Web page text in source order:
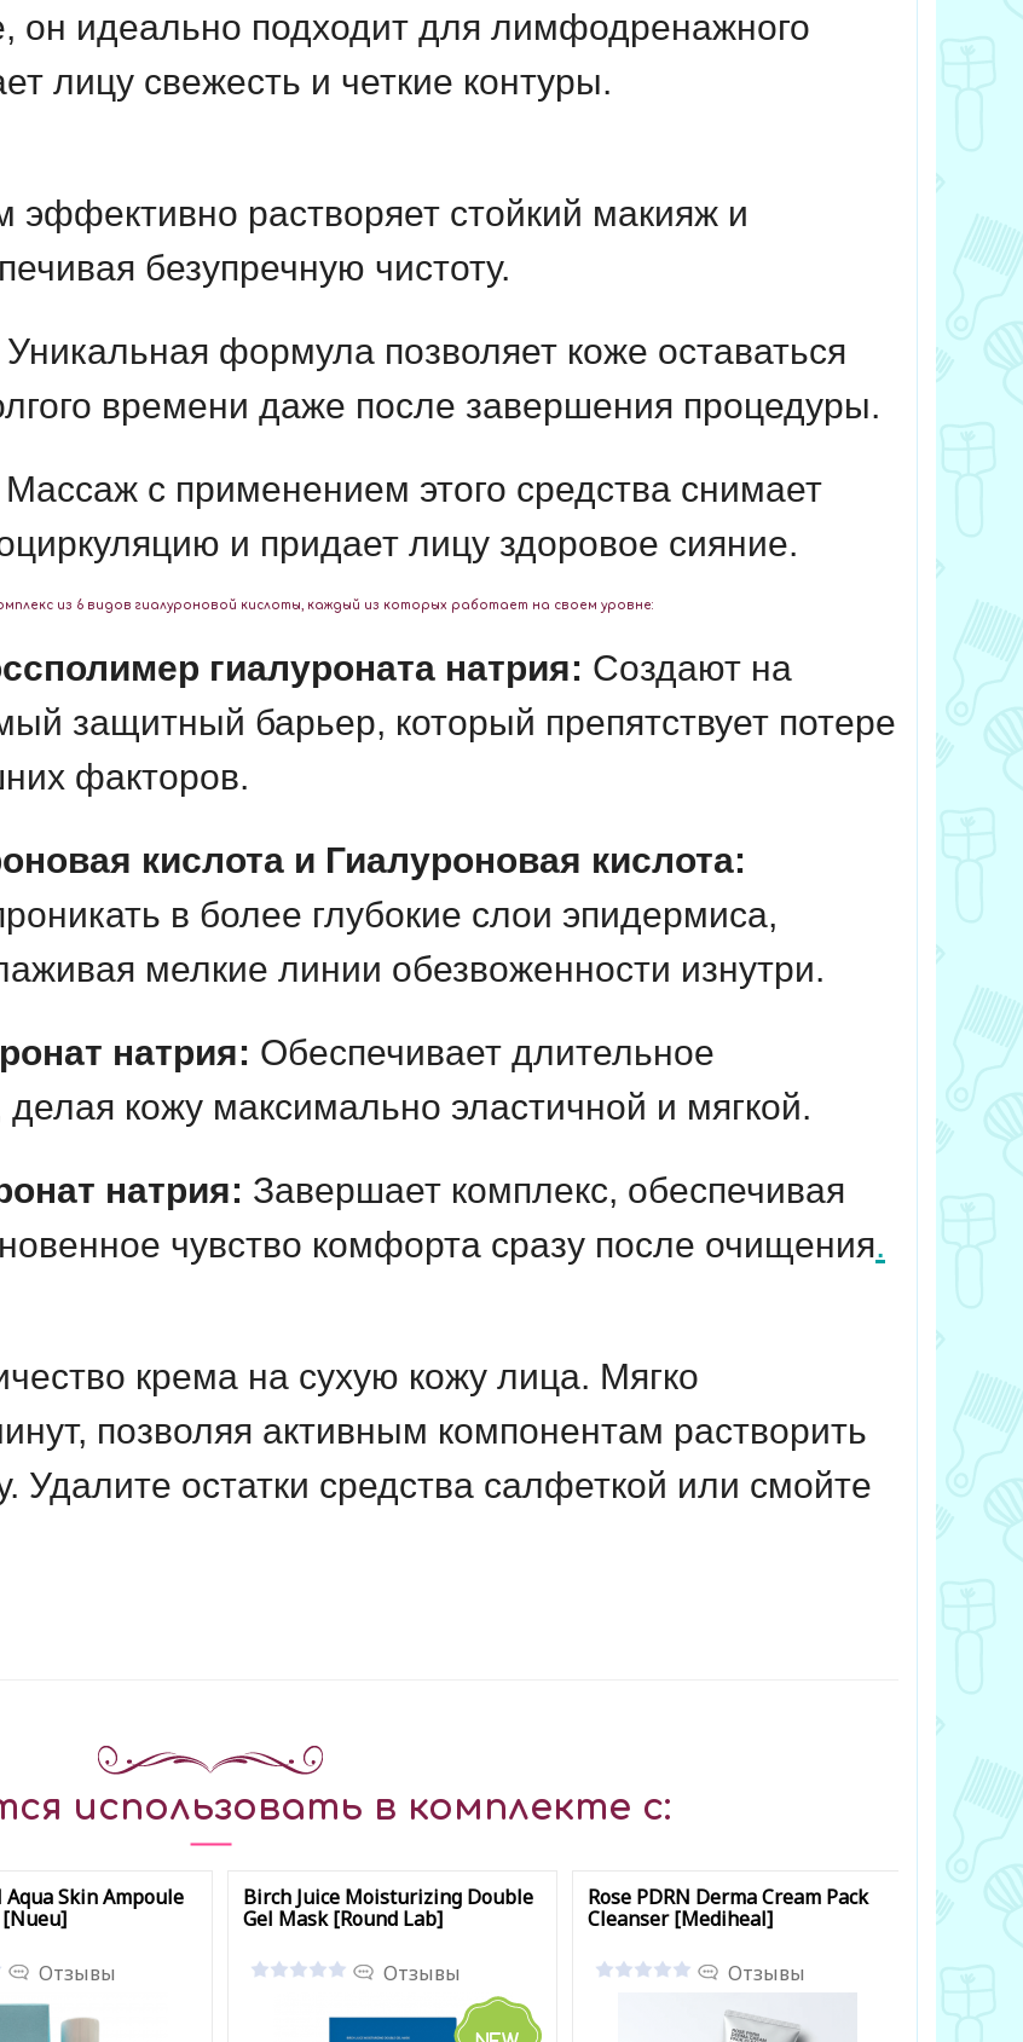
он идеально подходит для лимфодренажного
лицу свежесть и четкие контуры.
эффективно растворяет стойкий макияж и
безупречную чистоту.
Уникальная формула позволяет коже оставаться
времени даже после завершения процедуры.
Массаж с применением этого средства снимает
и придает лицу здоровое сияние.
из 6 видов гиалуроновой кислоты , каждый из которых работает на своем уровне:
гиалуроната натрия: Создают на
защитный барьер, который препятствует потере
факторов.
кислота и Гиалуроновая кислота:
в более глубокие слои эпидермиса,
мелкие линии обезвоженности изнутри.
натрия: Обеспечивает длительное
кожу максимально эластичной и мягкой.
натрия: Завершает комплекс, обеспечивая
чувство комфорта сразу после очищения.
крема на сухую кожу лица. Мягко
позволяя активным компонентам растворить
Удалите остатки средства салфеткой или смойте
использовать в комплекте с:
Aqua Skin Ampoule
Отзывы
Birch Juice Moisturizing Double
Gel Mask [Round Lab]
Отзывы
Rose PDRN Derma Cream Pack
Cleanser [Mediheal]
Отзывы